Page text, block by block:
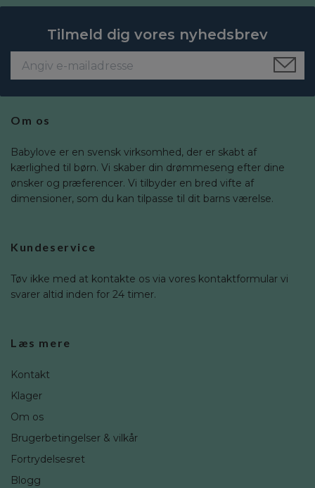
Tilmeld dig vores nyhedsbrev
Om os
Babylove er en svensk virksomhed, der er skabt af
kærlighed til børn. Vi skaber din drømmeseng efter dine
ønsker og præferencer. Vi tilbyder en bred vifte af
dimensioner, som du kan tilpasse til dit barns værelse.
Kundeservice
Tøv ikke med at kontakte os via vores kontaktformular vi
svarer altid inden for 24 timer.
Læs mere
Kontakt
Klager
Om os
Brugerbetingelser & vilkår
Fortrydelsesret
Blogg